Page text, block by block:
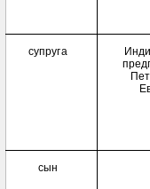
супруга
сын